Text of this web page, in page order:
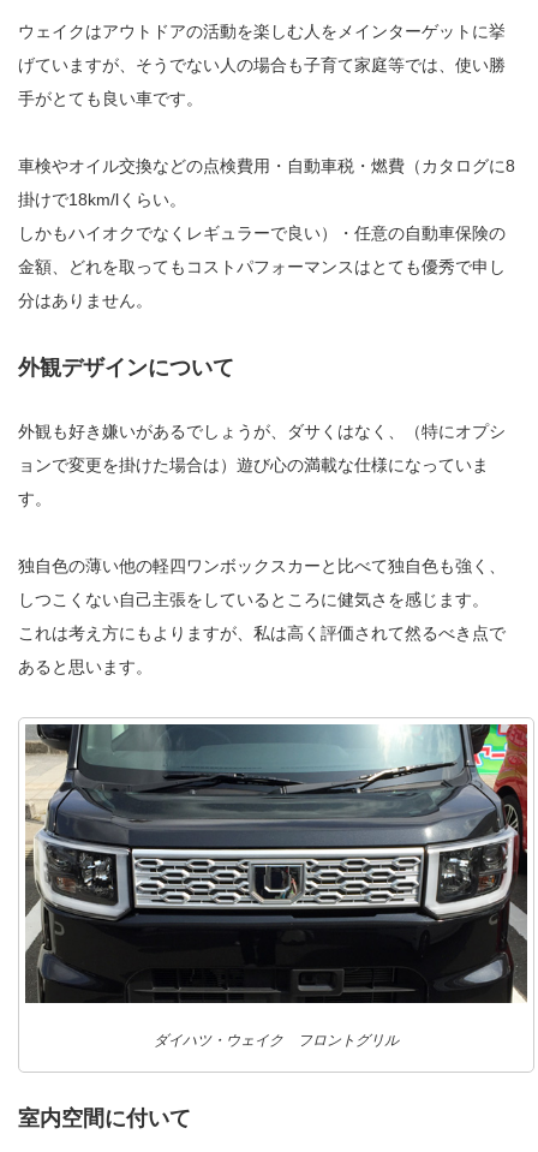
ウェイクはアウトドアの活動を楽しむ人をメインターゲットに挙
げていますが、そうでない人の場合も子育て家庭等では、使い勝
手がとても良い車です。
車検やオイル交換などの点検費用・自動車税・燃費（カタログに8
掛けで18km/lくらい。
しかもハイオクでなくレギュラーで良い）・任意の自動車保険の
金額、どれを取ってもコストパフォーマンスはとても優秀で申し
分はありません。
外観デザインについて
外観も好き嫌いがあるでしょうが、ダサくはなく、（特にオプシ
ョンで変更を掛けた場合は）遊び心の満載な仕様になっていま
す。
独自色の薄い他の軽四ワンボックスカーと比べて独自色も強く、
しつこくない自己主張をしているところに健気さを感じます。
これは考え方にもよりますが、私は高く評価されて然るべき点で
あると思います。
ダイハツ・ウェイク フロントグリル
室内空間に付いて